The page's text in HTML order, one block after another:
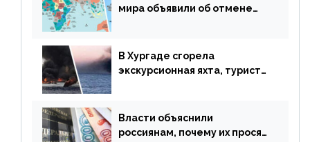
мира объявили об отмене
В Хургаде сгорела
экскурсионная яхта, туристы
Власти объяснили
россиянам, почему их просят